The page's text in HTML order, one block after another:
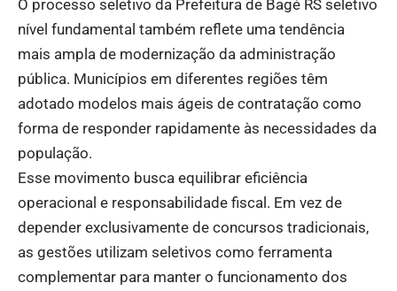
O processo seletivo da Prefeitura de Bagé RS seletivo
nível fundamental também reflete uma tendência
mais ampla de modernização da administração
pública. Municípios em diferentes regiões têm
adotado modelos mais ágeis de contratação como
forma de responder rapidamente às necessidades da
população.
Esse movimento busca equilibrar eficiência
operacional e responsabilidade fiscal. Em vez de
depender exclusivamente de concursos tradicionais,
as gestões utilizam seletivos como ferramenta
complementar para manter o funcionamento dos